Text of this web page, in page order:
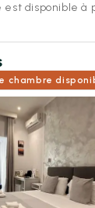
est disponible à
chambre